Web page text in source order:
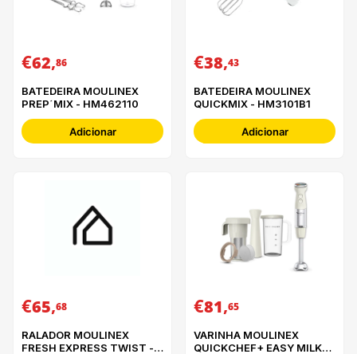
€62,86
BATEDEIRA MOULINEX
PREP´MIX - HM462110
Adicionar
€38,43
BATEDEIRA MOULINEX
QUICKMIX - HM3101B1
Adicionar
€65,68
RALADOR MOULINEX
FRESH EXPRESS TWIST -
€81,65
VARINHA MOULINEX
QUICKCHEF+ EASY MILKER